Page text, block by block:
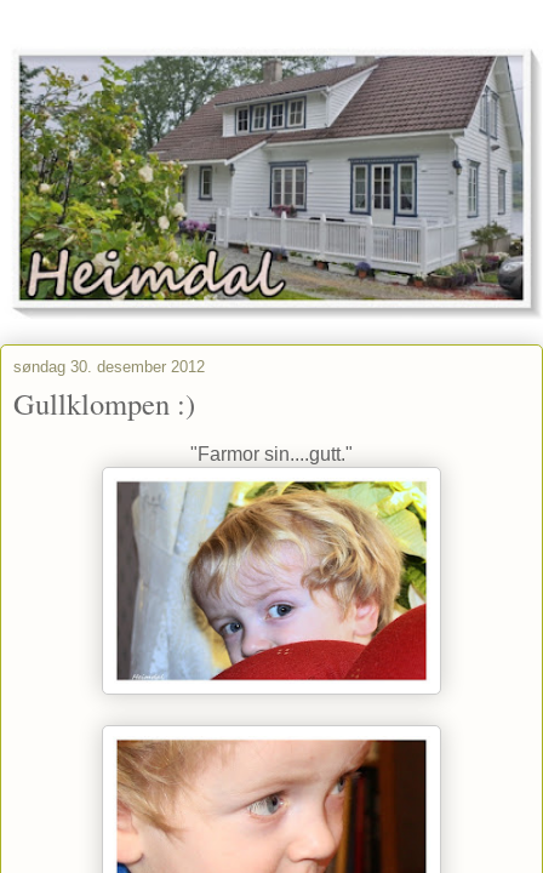
søndag 30. desember 2012
Gullklompen :)
"Farmor sin....gutt."